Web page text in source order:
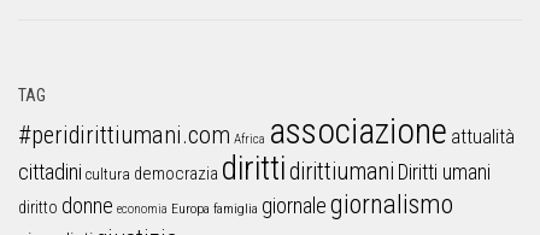
TAG
#peridirittiumani.com Africa associazione attualità
cittadini cultura democrazia dirittidirittiumani Diritti umani
diritto donne economia Europa famiglia giornalegiornalismo